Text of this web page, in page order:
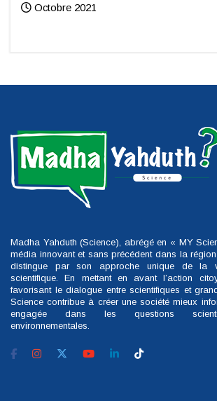
Octobre 2021
Madha Yahduth (Science), abrégé en « MY
média innovant et sans précédent dans la
distingue par son approche unique de la
scientifique. En mettant en avant l’action
favorisant le dialogue entre scientifiques et
Science contribue à créer une société mieux
engagée dans les questions
environnementales.